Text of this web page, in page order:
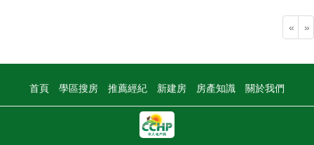
« »
首頁 學區搜房 推薦經紀 新建房 房產知識 關於我們